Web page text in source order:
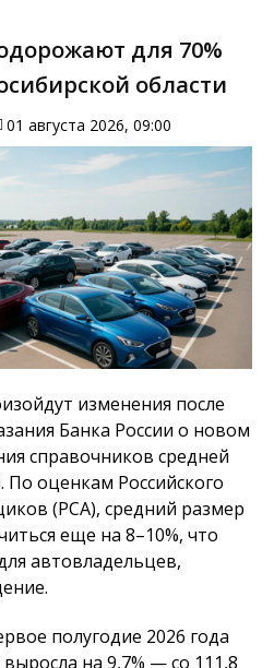
для 70%
области
01 августа 2026, 09:00
изменения после
Банка России о новом
справочников средней
По оценкам Российского
(РСА), средний размер
еще на 8–10%, что
автовладельцев,
полугодие 2026 года
на 9,7% — со 111,8